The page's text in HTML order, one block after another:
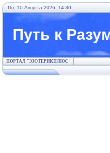
Пн, 10.Августа.2026, 14:30
Путь к
ПОРТАЛ "ЭЗОТЕРИКПЛЮС"